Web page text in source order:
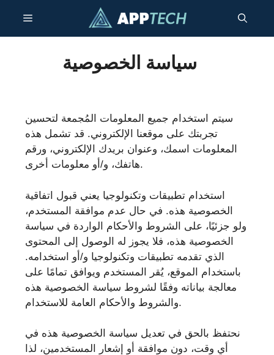
المحتوى
قائمة
سياسة الخصوصية
سيتم استخدام جميع المعلومات المُجمعة لتحسين
تجربتك على موقعنا الإلكتروني. قد تشمل هذه
المعلومات اسمك، وعنوان بريدك الإلكتروني، ورقم
هاتفك، و/أو معلومات أخرى.
استخدام تطبيقات وتكنولوجيا يعني قبول اتفاقية
الخصوصية هذه. في حال عدم موافقة المستخدم،
ولو جزئيًا، على الشروط والأحكام الواردة في سياسة
الخصوصية هذه، فلا يجوز له الوصول إلى المحتوى
الذي تقدمه تطبيقات وتكنولوجيا و/أو استخدامه.
باستخدام الموقع، يُقر المستخدم ويوافق تمامًا على
معالجة بياناته وفقًا لشروط سياسة الخصوصية هذه
والشروط والأحكام العامة للاستخدام.
نحتفظ بالحق في تعديل سياسة الخصوصية هذه في
أي وقت، دون موافقة أو إشعار المستخدمين، لذا